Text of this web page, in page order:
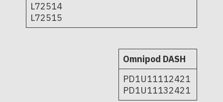
L72514
L72515
Omnipod DASH
PD1U11112421
PD1U11132421